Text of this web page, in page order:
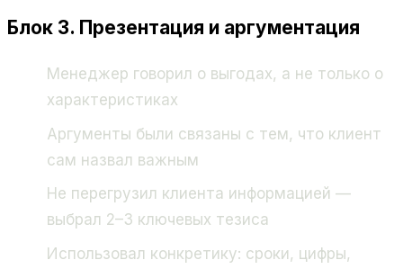
Блок 3. Презентация и аргументация
Менеджер говорил о выгодах, а не только о
характеристиках
Аргументы были связаны с тем, что клиент
сам назвал важным
Не перегрузил клиента информацией —
выбрал 2–3 ключевых тезиса
Использовал конкретику: сроки, цифры,